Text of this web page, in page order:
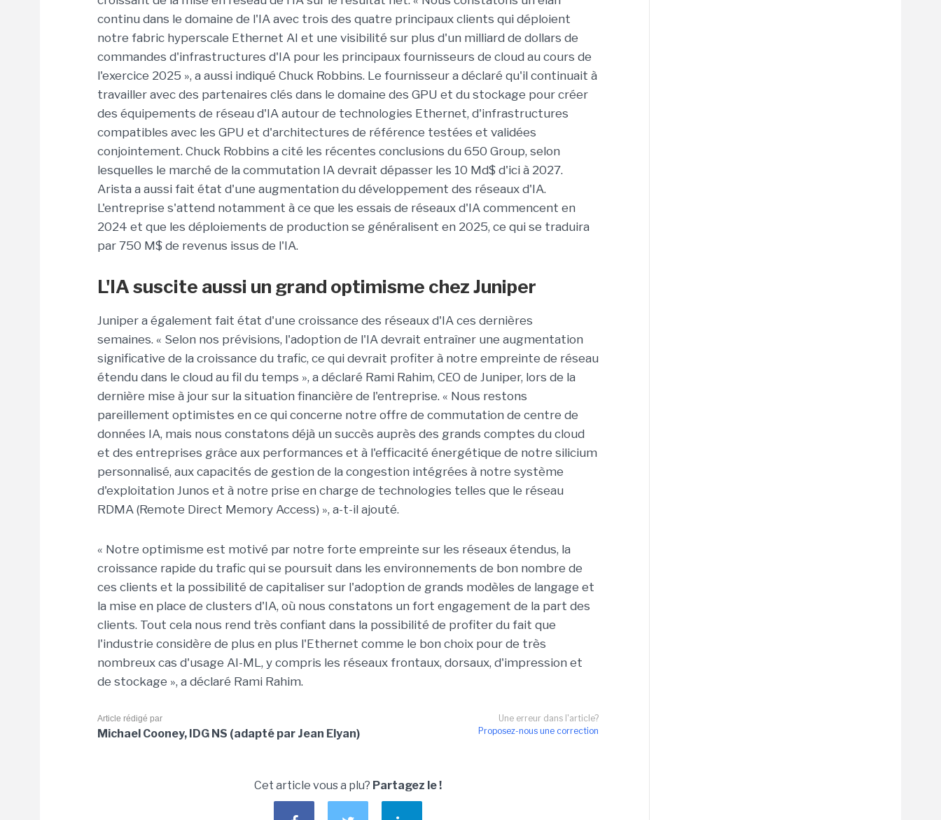
continu dans le domaine de l'IA avec trois des quatre principaux clients qui déploient
notre fabric hyperscale Ethernet AI et une visibilité sur plus d'un milliard de dollars de
commandes d'infrastructures d'IA pour les principaux fournisseurs de cloud au cours de
l'exercice 2025 », a aussi indiqué Chuck Robbins. Le fournisseur a déclaré qu'il continuait à
travailler avec des partenaires clés dans le domaine des GPU et du stockage pour créer
des équipements de réseau d'IA autour de technologies Ethernet, d'infrastructures
compatibles avec les GPU et d'architectures de référence testées et validées
conjointement. Chuck Robbins a cité les récentes conclusions du 650 Group, selon
lesquelles le marché de la commutation IA devrait dépasser les 10 Md$ d'ici à 2027.
Arista a aussi fait état d'une augmentation du développement des réseaux d'IA.
L'entreprise s'attend notamment à ce que les essais de réseaux d'IA commencent en
2024 et que les déploiements de production se généralisent en 2025, ce qui se traduira
par 750 M$ de revenus issus de l'IA.
L'IA suscite aussi un grand optimisme chez Juniper
Juniper a également fait état d'une croissance des réseaux d'IA ces dernières
semaines. « Selon nos prévisions, l'adoption de l'IA devrait entraîner une augmentation
significative de la croissance du trafic, ce qui devrait profiter à notre empreinte de réseau
étendu dans le cloud au fil du temps », a déclaré Rami Rahim, CEO de Juniper, lors de la
dernière mise à jour sur la situation financière de l'entreprise. « Nous restons
pareillement optimistes en ce qui concerne notre offre de commutation de centre de
données IA, mais nous constatons déjà un succès auprès des grands comptes du cloud
et des entreprises grâce aux performances et à l'efficacité énergétique de notre silicium
personnalisé, aux capacités de gestion de la congestion intégrées à notre système
d'exploitation Junos et à notre prise en charge de technologies telles que le réseau
RDMA (Remote Direct Memory Access) », a-t-il ajouté.
« Notre optimisme est motivé par notre forte empreinte sur les réseaux étendus, la
croissance rapide du trafic qui se poursuit dans les environnements de bon nombre de
ces clients et la possibilité de capitaliser sur l'adoption de grands modèles de langage et
la mise en place de clusters d'IA, où nous constatons un fort engagement de la part des
clients. Tout cela nous rend très confiant dans la possibilité de profiter du fait que
l'industrie considère de plus en plus l'Ethernet comme le bon choix pour de très
nombreux cas d'usage AI-ML, y compris les réseaux frontaux, dorsaux, d'impression et
de stockage », a déclaré Rami Rahim.
Une erreur dans l'article?
Proposez-nous une correction
Article rédigé par
Michael Cooney, IDG NS (adapté par Jean Elyan)
Cet article vous a plu? Partagez le !